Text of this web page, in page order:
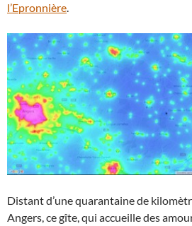
l’Epronnière.
Distant d’une quarantaine de
Angers, ce gîte, qui accueille des